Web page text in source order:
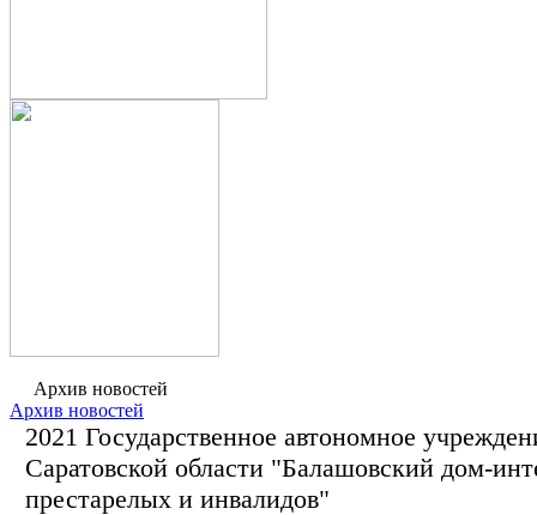
Архив новостей
Архив новостей
2021 Государственное автономное
Саратовской области "Балашовский дом-
престарелых и инвалидов"